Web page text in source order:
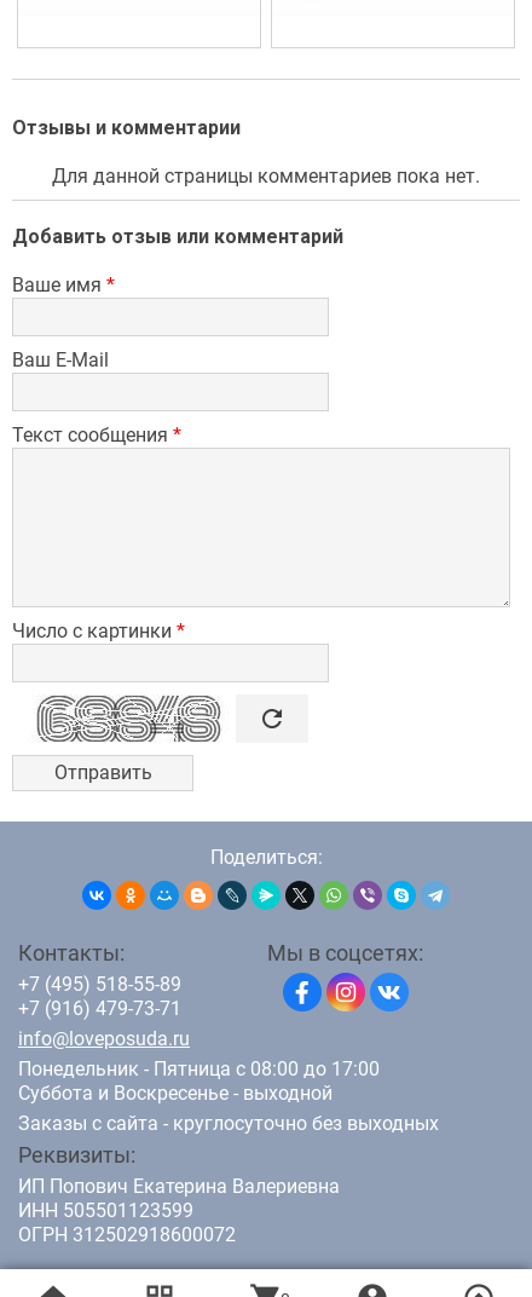
Отзывы и комментарии
Для данной страницы комментариев пока нет.
Добавить отзыв или комментарий
Ваше имя *
Ваш E-Mail
Текст сообщения *
Число с картинки *
 refresh
Поделиться:
Контакты:
+7 (495) 518-55-89
+7 (916) 479-73-71
info@loveposuda.ru
Понедельник - Пятница с 08:00 до 17:00
Суббота и Воскресенье - выходной
Заказы с сайта - круглосуточно без выходных
Реквизиты:
ИП Попович Екатерина Валериевна
ИНН 505501123599
ОГРН 312502918600072
Мы в соцсетях:
© 2011-2026 LovePosuda.ru - интернет магазин кухонной посуды.